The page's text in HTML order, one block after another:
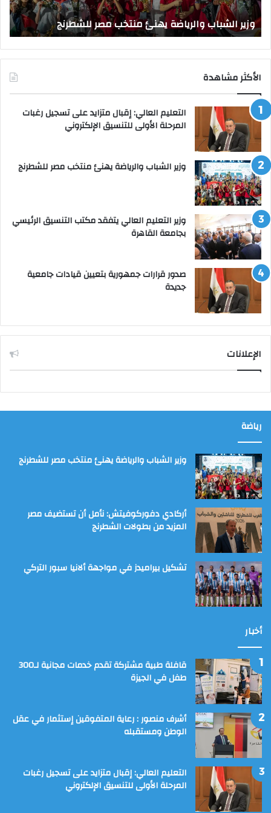
وزير الشباب والرياضة يهنئ منتخب مصر للشطرنج
الأكثر مشاهدة
التعليم العالي: إقبال متزايد على تسجيل رغبات
المرحلة الأولى للتنسيق الإلكتروني
وزير الشباب والرياضة يهنئ منتخب مصر للشطرنج
وزير التعليم العالي يتفقد مكتب التنسيق الرئيسي
بجامعة القاهرة
صدور قرارات جمهورية بتعيين قيادات جامعية
جديدة
الإعلانات
رياضة
وزير الشباب والرياضة يهنئ منتخب مصر للشطرنج
أركادي دفوركوفيتش: نأمل أن تستضيف مصر
المزيد من بطولات الشطرنج
تشكيل بيراميدز في مواجهة ألانيا سبور التركي
أخبار
قافلة طبية مشتركة تقدم خدمات مجانية لـ300
طفل في الجيزة
أشرف منصور : رعاية المتفوقين إستثمار في عقل
الوطن ومستقبله
التعليم العالي: إقبال متزايد على تسجيل رغبات
المرحلة الأولى للتنسيق الإلكتروني